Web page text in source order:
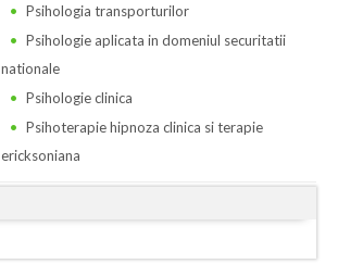
Psihologia transporturilor
Psihologie aplicata in domeniul securitatii
nationale
Psihologie clinica
Psihoterapie hipnoza clinica si terapie
ericksoniana